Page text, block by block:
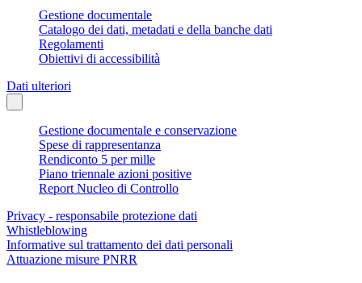
Gestione documentale
Catalogo dei dati, metadati e della banche dati
Regolamenti
Obiettivi di accessibilità
Dati ulteriori
Gestione documentale e conservazione
Spese di rappresentanza
Rendiconto 5 per mille
Piano triennale azioni positive
Report Nucleo di Controllo
Privacy - responsabile protezione dati
Whistleblowing
Informative sul trattamento dei dati personali
Attuazione misure PNRR